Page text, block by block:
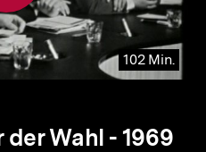
102 Min.
Wahl - 1969